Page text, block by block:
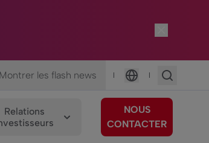
Montrer les flash news |
Langue
|
Relations
NOUS
CONTACTER